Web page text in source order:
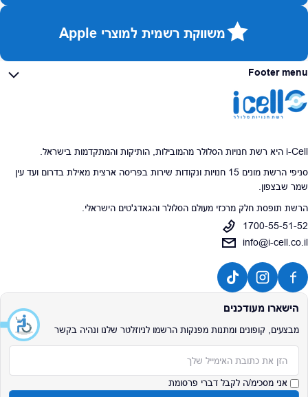
משווקת רשמית למוצרי Apple
Footer menu
i-Cell היא רשת חנויות הסלולר מהמובילות, הותיקות והמתקדמות בישראל.
סניפי הרשת מונים 15 חנויות ונקודות שירות בפריסה ארצית מאילת בדרום ועד עין
שמר שבצפון.
הרשת תופסת חלק מרכזי מעולם הסלולר והגאדג'טים הישראלי.
1700-55-51-52
info@i-cell.co.il
הישארו מעודכנים
מבצעים, קופונים ומתנות מפנקות הרשמו לניוזלטר שלנו ונהיה בקשר
אני מסכימ/ה לקבל דברי פרסומת